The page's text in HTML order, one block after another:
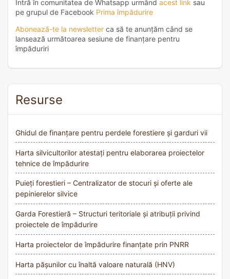
Intră în comunitatea de Whatsapp urmând acest link sau
pe grupul de Facebook Prima împădurire
Abonează-te la newsletter ca să te anunțăm când se
lansează următoarea sesiune de finanțare pentru
împăduriri
Resurse
Ghidul de finanțare pentru perdele forestiere și garduri vii
Harta silvicultorilor atestați pentru elaborarea proiectelor
tehnice de împădurire
Puieți forestieri – Centralizator de stocuri și oferte ale
pepinierelor silvice
Garda Forestieră – Structuri teritoriale și atribuții privind
proiectele de împădurire
Harta proiectelor de împădurire finanțate prin PNRR
Harta pășunilor cu înaltă valoare naturală (HNV)